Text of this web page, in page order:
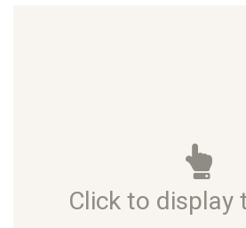
Click to display